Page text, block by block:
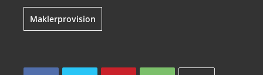
Maklerprovision